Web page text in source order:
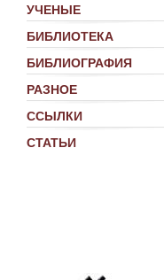
УЧЕНЫЕ
БИБЛИОТЕКА
БИБЛИОГРАФИЯ
РАЗНОЕ
ССЫЛКИ
СТАТЬИ